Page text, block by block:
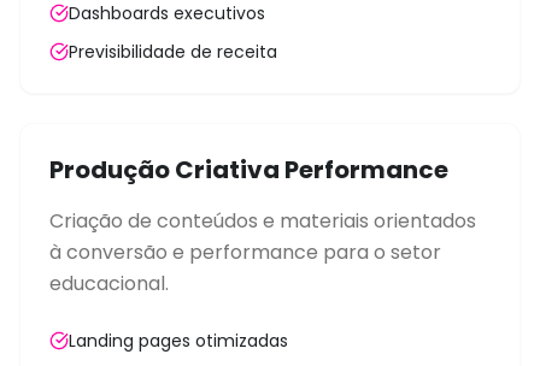
Dashboards executivos
Previsibilidade de receita
Produção Criativa Performance
Criação de conteúdos e materiais orientados
à conversão e performance para o setor
educacional.
Landing pages otimizadas